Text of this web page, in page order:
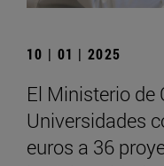
10 | 01 | 2025
El Ministerio de
Universidades
euros a 36